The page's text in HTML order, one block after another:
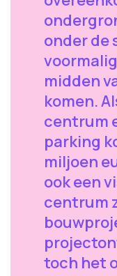
onder de
midden
komen.
centrum
parking
miljoen
ook een
centrum
toch het